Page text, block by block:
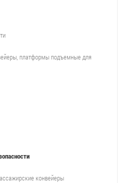
платформы подъемные для
конвейеры